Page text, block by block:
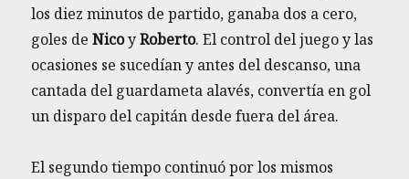
los diez minutos de partido, ganaba dos a cero,
goles deNicoyRoberto. El control del juego y las
ocasiones se sucedían y antes del descanso, una
cantada del guardameta alavés, convertía en gol
un disparo del capitán desde fuera del área.
El segundo tiempo continuó por los mismos